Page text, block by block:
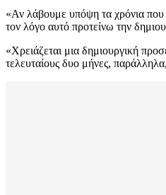
«Αν λάβουμε υπόψη τα χρόνια που
τον λόγο αυτό προτείνω την
«Χρειάζεται μια δημιουργική
τελευταίους δυο μήνες,